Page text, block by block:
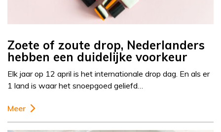
Zoete of zoute drop, Nederlanders
hebben een duidelijke voorkeur
Elk jaar op 12 april is het internationale drop dag. En als er
1 land is waar het snoepgoed geliefd…
Meer